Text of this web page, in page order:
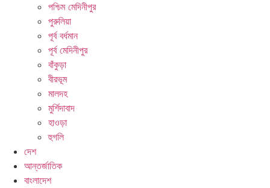
পশ্চিম মেদিনীপুর
পুরুলিয়া
পূর্ব বর্ধমান
পূর্ব মেদিনীপুর
বাঁকুড়া
বীরভূম
মালদহ
মুর্শিদাবাদ
হাওড়া
হুগলি
দেশ
আন্তর্জাতিক
বাংলাদেশ